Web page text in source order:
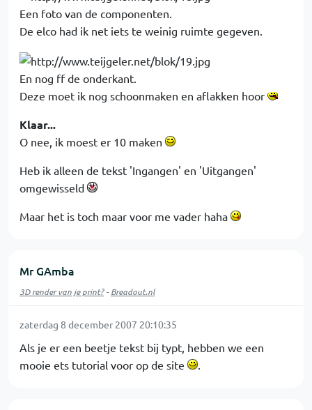
Een foto van de componenten.
De elco had ik net iets te weinig ruimte gegeven.
En nog ff de onderkant.
Deze moet ik nog schoonmaken en aflakken hoor
Klaar...
O nee, ik moest er 10 maken
Heb ik alleen de tekst 'Ingangen' en 'Uitgangen'
omgewisseld
Maar het is toch maar voor me vader haha
Mr GAmba
3D render van je print?- Breadout.nl
zaterdag 8 december 2007 20:10:35
Als je er een beetje tekst bij typt, hebben we een
mooie ets tutorial voor op de site